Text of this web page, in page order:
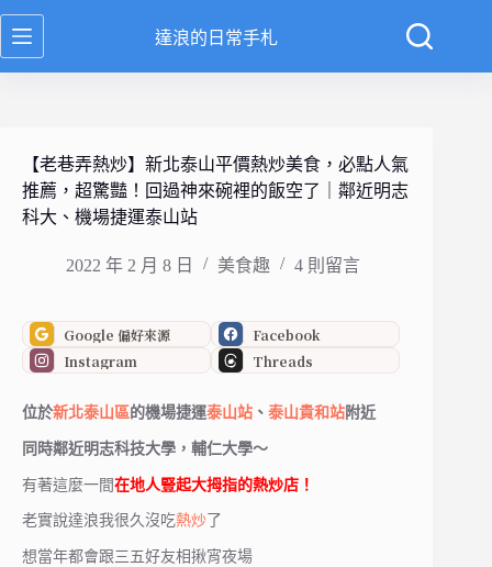
跳
至
達浪的日常手札
【老巷弄熱炒】新北泰山平價熱炒美食，必點人氣
推薦，超驚豔！回過神來碗裡的飯空了｜鄰近明志
科大、機場捷運泰山站
2022 年 2 月 8 日 美食趣 4 則留言
Google 偏好來源
Facebook
Instagram
Threads
位於新北泰山區的機場捷運泰山站 、 泰山貴和站附近
同時鄰近明志科技大學，輔仁大學～
有著這麼一間在地人豎起大拇指的熱炒店！
老實說達浪我很久沒吃熱炒了
想當年都會跟三五好友相揪宵夜場